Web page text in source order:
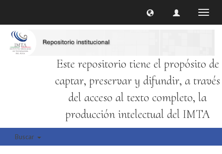
Este repositorio tiene el propósito de
captar, preservar y difundir, a través
del acceso al texto completo, la
producción intelectual del IMTA
Buscar